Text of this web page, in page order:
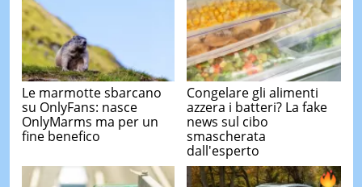
Le marmotte sbarcano
su OnlyFans: nasce
OnlyMarms ma per un
fine benefico
Congelare gli alimenti
azzera i batteri? La fake
news sul cibo
smascherata
dall'esperto